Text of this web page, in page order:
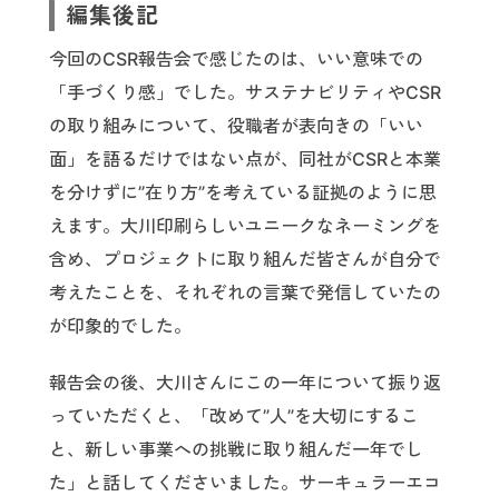
編集後記
今回のCSR報告会で感じたのは、いい意味での
「手づくり感」でした。サステナビリティやCSR
の取り組みについて、役職者が表向きの「いい
面」を語るだけではない点が、同社がCSRと本業
を分けずに”在り方”を考えている証拠のように思
えます。大川印刷らしいユニークなネーミングを
含め、プロジェクトに取り組んだ皆さんが自分で
考えたことを、それぞれの言葉で発信していたの
が印象的でした。
報告会の後、大川さんにこの一年について振り返
っていただくと、「改めて”人”を大切にするこ
と、新しい事業への挑戦に取り組んだ一年でし
た」と話してくださいました。サーキュラーエコ